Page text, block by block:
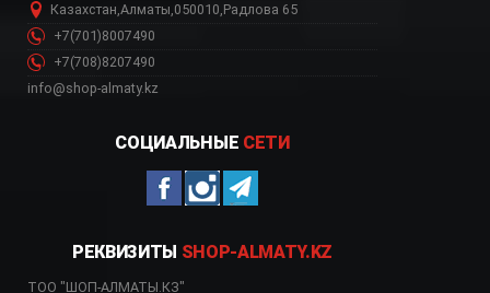
Казахстан,Алматы,050010,Радлова 65
+7(701)8007490
+7(708)8207490
info@shop-almaty.kz
СОЦИАЛЬНЫЕ СЕТИ
РЕКВИЗИТЫ SHOP-ALMATY.KZ
ТОО "ШОП-АЛМАТЫ.КЗ"